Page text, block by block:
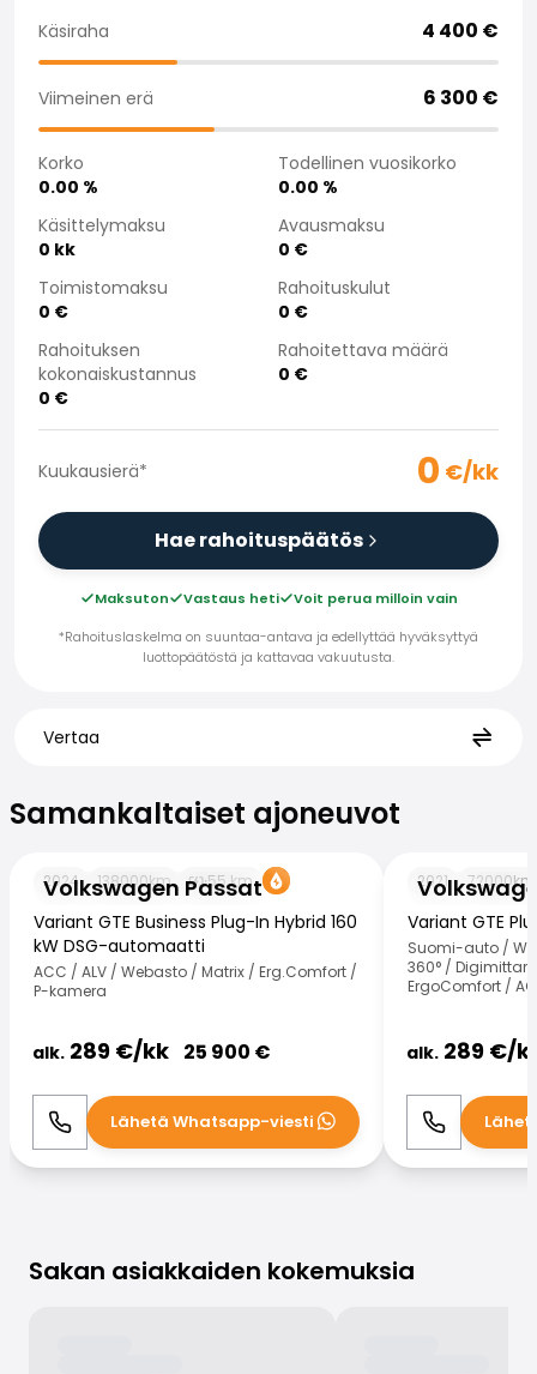
Saka Select
Yritys
Saka Finland Oy
Hallinto
Ostotiimi
Yhteydenotto
Rekrytointi
Laskutustiedot
Medialle
Kokemuksia Sakasta
Reklamaatiot
Käsiraha 4 400 €
Viimeinen erä 6 300 €
Korko
0.00 %
Todellinen vuosikorko
0.00 %
Käsittelymaksu
0 kk
Avausmaksu
0 €
Toimistomaksu
0 €
Rahoituskulut
0 €
Rahoituksen
kokonaiskustannus
0 €
Rahoitettava määrä
0 €
Kuukausierä* 0 €/kk
Hae rahoituspäätös
Maksuton Vastaus heti
Voit perua milloin vain
*Rahoituslaskelma on suuntaa-antava ja edellyttää hyväksyttyä
luottopäätöstä ja kattavaa vakuutusta.
Vertaa
Samankaltaiset ajoneuvot
Volkswagen Passat
2024 138000km 55km
Variant GTE Business Plug-In Hybrid 160
kW DSG-automaatti
ACC / ALV / Webasto / Matrix / Erg.Comfort /
P-kamera
alk. 289 €/kk 25 900 €
Soita WhatsApp
Lähetä Whatsapp-viesti
2021 72000km
Variant GTE
Suomi-auto /
360° / Digimittari
ErgoComfort /
alk. 289 €/
Soita
Sakan asiakkaiden kokemuksia